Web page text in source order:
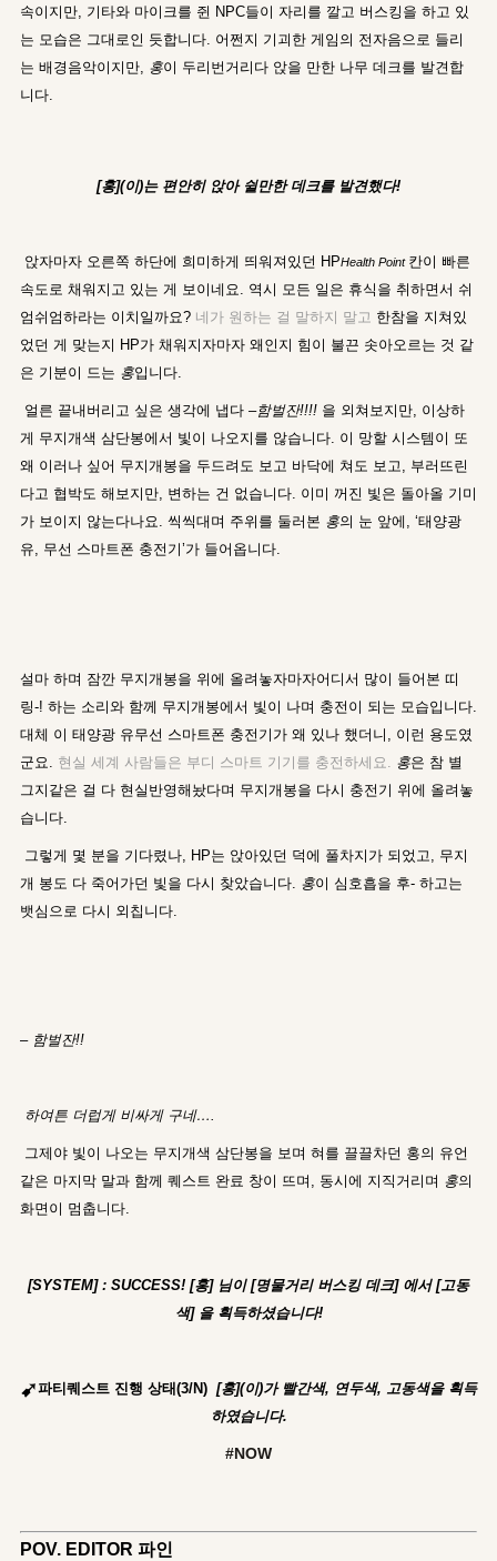
속이지만, 기타와 마이크를 쥔 NPC들이 자리를 깔고 버스킹을 하고 있
는 모습은 그대로인 듯합니다. 어쩐지 기괴한 게임의 전자음으로 들리
는 배경음악이지만, 홍이 두리번거리다 앉을 만한 나무 데크를 발견합
니다.
[홍](이)는 편안히 앉아 쉴만한 데크를 발견했다!
앉자마자 오른쪽 하단에 희미하게 띄워져있던 HPHealth Point 칸이 빠른
속도로 채워지고 있는 게 보이네요. 역시 모든 일은 휴식을 취하면서 쉬
엄쉬엄하라는 이치일까요? 네가 원하는 걸 말하지 말고 한참을 지쳐있
었던 게 맞는지 HP가 채워지자마자 왜인지 힘이 불끈 솟아오르는 것 같
은 기분이 드는 홍입니다.
얼른 끝내버리고 싶은 생각에 냅다 –함벌잔!!!! 을 외쳐보지만, 이상하
게 무지개색 삼단봉에서 빛이 나오지를 않습니다. 이 망할 시스템이 또
왜 이러나 싶어 무지개봉을 두드려도 보고 바닥에 쳐도 보고, 부러뜨린
다고 협박도 해보지만, 변하는 건 없습니다. 이미 꺼진 빛은 돌아올 기미
가 보이지 않는다나요. 씩씩대며 주위를 둘러본 홍의 눈 앞에, ‘태양광
유, 무선 스마트폰 충전기’가 들어옵니다.
설마 하며 잠깐 무지개봉을 위에 올려놓자마자어디서 많이 들어본 띠
링-! 하는 소리와 함께 무지개봉에서 빛이 나며 충전이 되는 모습입니다.
대체 이 태양광 유무선 스마트폰 충전기가 왜 있나 했더니, 이런 용도였
군요. 현실 세계 사람들은 부디 스마트 기기를 충전하세요. 홍은 참 별
그지같은 걸 다 현실반영해놨다며 무지개봉을 다시 충전기 위에 올려놓
습니다.
그렇게 몇 분을 기다렸나, HP는 앉아있던 덕에 풀차지가 되었고, 무지
개 봉도 다 죽어가던 빛을 다시 찾았습니다. 홍이 심호흡을 후- 하고는
뱃심으로 다시 외칩니다.
– 함벌잔!!
하여튼 더럽게 비싸게 구네….
그제야 빛이 나오는 무지개색 삼단봉을 보며 혀를 끌끌차던 홍의 유언
같은 마지막 말과 함께 퀘스트 완료 창이 뜨며, 동시에 지직거리며 홍의
화면이 멈춥니다.
[SYSTEM] : SUCCESS! [홍] 님이 [명물거리 버스킹 데크] 에서 [고동
색] 을 획득하셨습니다!
➹파티퀘스트 진행 상태(3/N) [홍](이)가 빨간색, 연두색, 고동색을 획득
하였습니다.
#NOW
POV. EDITOR 파인